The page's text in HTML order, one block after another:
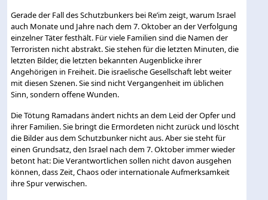
Gerade der Fall des Schutzbunkers bei Re’im zeigt, warum Israel
auch Monate und Jahre nach dem 7. Oktober an der Verfolgung
einzelner Täter festhält. Für viele Familien sind die Namen der
Terroristen nicht abstrakt. Sie stehen für die letzten Minuten, die
letzten Bilder, die letzten bekannten Augenblicke ihrer
Angehörigen in Freiheit. Die israelische Gesellschaft lebt weiter
mit diesen Szenen. Sie sind nicht Vergangenheit im üblichen
Sinn, sondern offene Wunden.
Die Tötung Ramadans ändert nichts an dem Leid der Opfer und
ihrer Familien. Sie bringt die Ermordeten nicht zurück und löscht
die Bilder aus dem Schutzbunker nicht aus. Aber sie steht für
einen Grundsatz, den Israel nach dem 7. Oktober immer wieder
betont hat: Die Verantwortlichen sollen nicht davon ausgehen
können, dass Zeit, Chaos oder internationale Aufmerksamkeit
ihre Spur verwischen.